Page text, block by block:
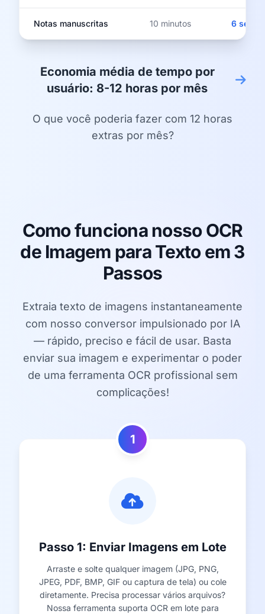
Notas manuscritas 10 minutos 6
Economia média de tempo por
usuário: 8-12 horas por mês
O que você poderia fazer com 12 horas
extras por mês?
Como funciona nosso OCR
de Imagem para Texto em 3
Passos
Extraia texto de imagens instantaneamente
com nosso conversor impulsionado por IA
— rápido, preciso e fácil de usar. Basta
enviar sua imagem e experimentar o poder
de uma ferramenta OCR profissional sem
complicações!
1
Passo 1: Enviar Imagens em Lote
Arraste e solte qualquer imagem (JPG, PNG,
JPEG, PDF, BMP, GIF ou captura de tela) ou cole
diretamente. Precisa processar vários arquivos?
Nossa ferramenta suporta OCR em lote para